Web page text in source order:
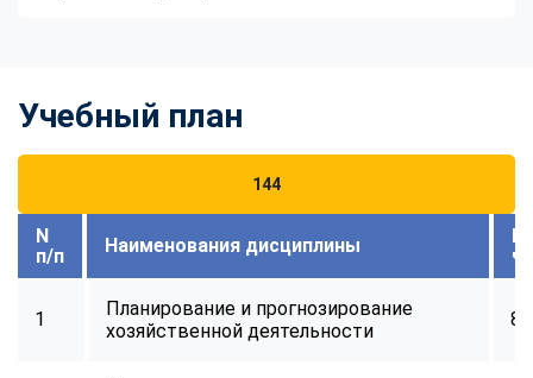
Учебный план
144
N
п/п
Наименования дисциплины
1
Планирование и прогнозирование
хозяйственной деятельности
8